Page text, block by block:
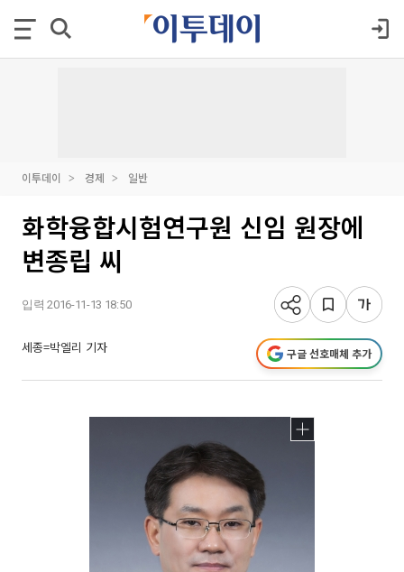
이투데이 경제 일반
화학융합시험연구원 신임 원장에
변종립 씨
입력 2016-11-13 18:50
세종=박엘리 기자 구글 선호매체 추가